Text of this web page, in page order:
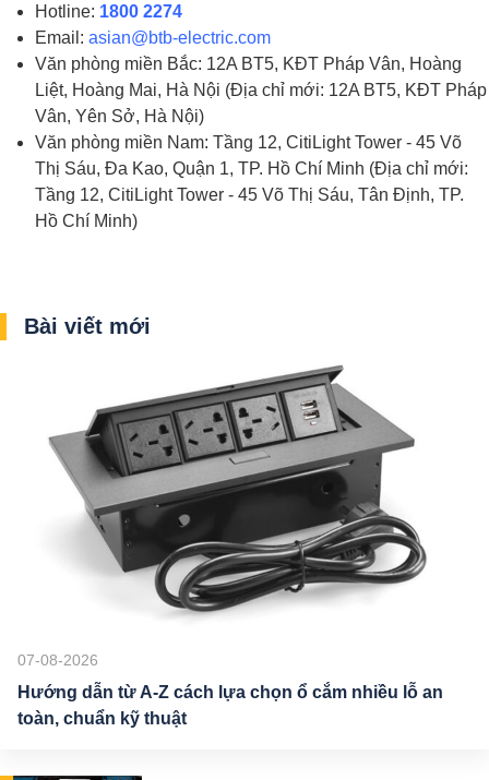
Hotline: 1800 2274
Email: asian@btb-electric.com
Văn phòng miền Bắc: 12A BT5, KĐT Pháp Vân, Hoàng
Liệt, Hoàng Mai, Hà Nội (Địa chỉ mới: 12A BT5, KĐT Pháp
Vân, Yên Sở, Hà Nội)
Văn phòng miền Nam: Tầng 12, CitiLight Tower - 45 Võ
Thị Sáu, Đa Kao, Quận 1, TP. Hồ Chí Minh (Địa chỉ mới:
Tầng 12, CitiLight Tower - 45 Võ Thị Sáu, Tân Định, TP.
Hồ Chí Minh)
Bài viết mới
07-08-2026
Hướng dẫn từ A-Z cách lựa chọn ổ cắm nhiều lỗ an
toàn, chuẩn kỹ thuật